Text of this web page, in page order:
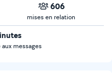
606
mises en relation
messages